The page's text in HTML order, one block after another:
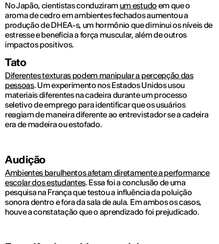
No Japão, cientistas conduziram um estudo em que o
aroma de cedro em ambientes fechados aumentou a
produção de DHEA-s, um hormônio que diminui os níveis de
estresse e beneficia a força muscular, além de outros
impactos positivos.
Tato
Diferentes texturas podem manipular a percepção das
pessoas. Um experimento nos Estados Unidos usou
materiais diferentes na cadeira durante um processo
seletivo de emprego para identificar que os usuários
reagiam de maneira diferente ao entrevistador se a cadeira
era de madeira ou estofado.
Audição
Ambientes barulhentos afetam diretamente a performance
escolar dos estudantes. Essa foi a conclusão de uma
pesquisa na França que testou a influência da poluição
sonora dentro e fora da sala de aula. Em ambos os casos,
houve a constatação que o aprendizado foi prejudicado.